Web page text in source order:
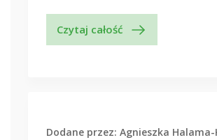
Czytaj całość
Dodane przez: Agnieszka